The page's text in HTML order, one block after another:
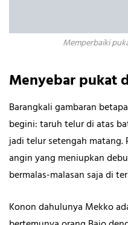
Memperbaiki
Menyebar pukat
Barangkali gambaran
begini: taruh telur di atas
jadi telur setengah matang.
angin yang meniupkan
bermalas-malasan saja di
Konon dahulunya Mekko